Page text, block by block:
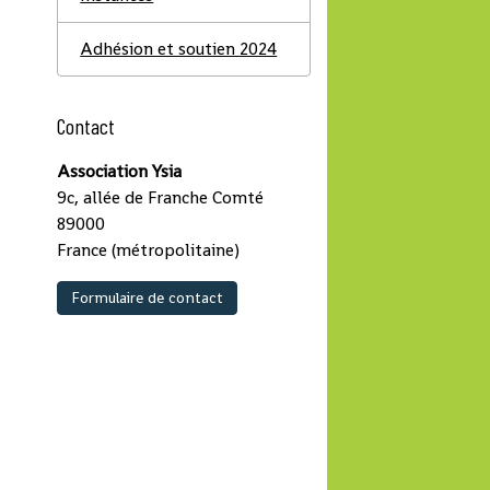
Adhésion et soutien 2024
Contact
Association Ysia
9c, allée de Franche Comté
89000
France (métropolitaine)
Formulaire de contact